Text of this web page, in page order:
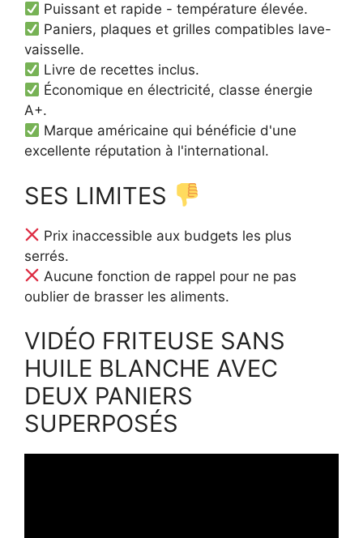
Puissant et rapide - température élevée.
Paniers, plaques et grilles compatibles lave-
vaisselle.
Livre de recettes inclus.
Économique en électricité, classe énergie
A+.
Marque américaine qui bénéficie d'une
excellente réputation à l'international.
SES LIMITES
Prix inaccessible aux budgets les plus
serrés.
Aucune fonction de rappel pour ne pas
oublier de brasser les aliments.
VIDÉO FRITEUSE SANS
HUILE BLANCHE AVEC
DEUX PANIERS
SUPERPOSÉS